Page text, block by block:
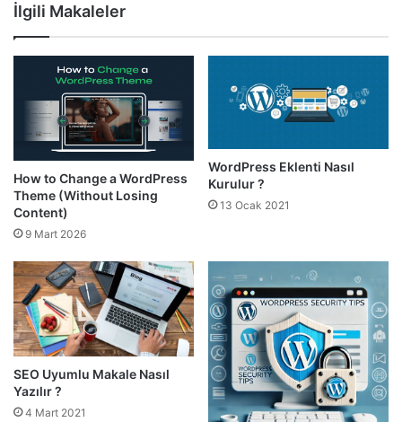
İlgili Makaleler
How to Change a WordPress
Theme (Without Losing
Content)
9 Mart 2026
WordPress Eklenti Nasıl
Kurulur ?
13 Ocak 2021
SEO Uyumlu Makale Nasıl
Yazılır ?
4 Mart 2021